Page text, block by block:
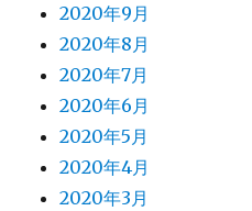
2020年9月
2020年8月
2020年7月
2020年6月
2020年5月
2020年4月
2020年3月